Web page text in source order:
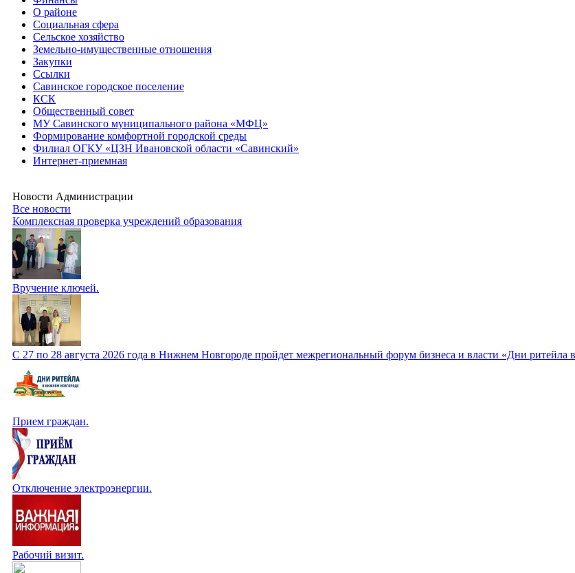
О районе
Социальная сфера
Сельское хозяйство
Земельно-имущественные отношения
Закупки
Ссылки
Савинское городское поселение
КСК
Общественный совет
МУ Савинского муниципального района «МФЦ»
Формирование комфортной городской среды
Филиал ОГКУ «ЦЗН Ивановской области «Савинский»
Интернет-приемная
Новости Администрации
Все новости
Комплексная проверка учреждений образования
Вручение ключей.
С 27 по 28 августа 2026 года в Нижнем Новгороде пройдет межрегиональный форум бизнеса и власти «Дни
Прием граждан.
Отключение электроэнергии.
Рабочий визит.